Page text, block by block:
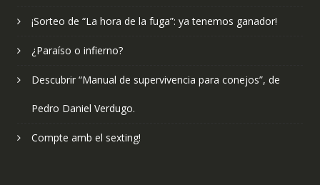
¡Sorteo de “La hora de la fuga”: ya tenemos ganador!
¿Paraíso o infierno?
Descubrir “Manual de supervivencia para conejos”, de
Pedro Daniel Verdugo.
Compte amb el sexting!